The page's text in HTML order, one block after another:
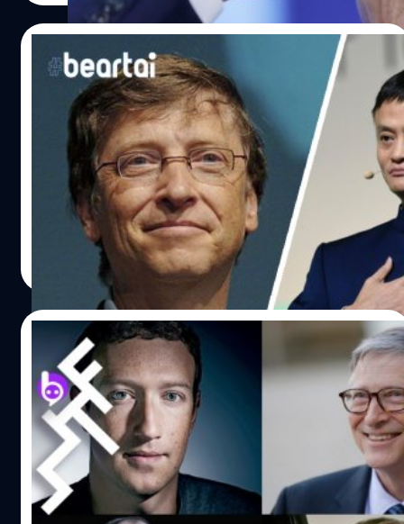
ของ Alibaba) ที่เป็นบริษัท ฟินเทคของจีนที่ใหญ่กว่าธนาคาร
ทุกแห่งบนโลกนี้ ต้องระงับการออกหุ้น IPO ที่ใหญ่ที่สุดในโลก
ต่อมา Alibaba ก็ถูกสอบสวนในประเด็นเรื่องการผูกขาดการ
แข่งขันทางธุรกิจด้วย โดยมีการออกมาแฉจากฝั่งพ่อค้าแม่ค้า
ที่อยู่ในแพลตฟอร์มของ Alibaba ว่ามีการบังคับให้พ่อค้า
แม่ค้าเซ็นสัญญาที่จะเลือกลงสินค้าแค่เฉพาะของ Alibaba…
Jack Ma SoftBank Group
ผลประกอบการประจำปีงบประมาณการเงิน 2020 เพียงแค่
ชั่วโมงเดียว หม่าดำรงตำแหน่งในบอร์ดบริหารของ SoftBank
Group ยาวนานถึง 13 ปีเต็ม โดยบริษัทฯ ไม่ได้เปิดเผยเหตุผล
การลาออกของมหาเศรษฐีจีนในครั้งนี้แต่อย่างใด เมื่อเดือน
กันยายนปี 2019 หม่าได้เกษียณจากตำแหน่งประธานบริหาร
ของ Alibaba ไปก่อนหน้าแล้ว มาซาโยชิ ซัน CEO ของ
SoftBank ได้ตัดสินใจลงทุนในบริษัท Alibaba ของแจ็ค หม่า
มาก่อน เงินลงทุนราว 20 ล้านเหรียญสหรัฐในวันนั้นกลายเป็น
มูลค่าหุ้นที่พุ่งสูงถึง 100,000 ล้านเหรียญสหรัฐในวันนี้ และ
ทำให้ SoftBank ได้ถือครองหุ้นที่มีมูลค่าสูงที่สุดของประเทศ
ญี่ปุ่นในปัจจุบัน บริษัทนี้ได้เปลี่ยนตัวเองจากบริษัท
โทรคมนาคมในอดีต กลายเป็นบริษัทที่ลงทุนในบริษัท
เทคโนโลยีแทนในปัจจุบัน นอกจากนี้บริษัทฯ ยังได้ประกาศ
แต่งตั้งคณะกรรมการขึ้นดำรงตำแหน่งในบอร์ดบริหารของ
บริษัทอีก…
น้ำใจหลั่งไหลสู่อู่ฮั่น แจ็ก หม่า, บิล เกตต์ และ
แอปเปิล นำทีมมหาเศรษฐีทั่วโลกบริจาคเงิน
ช่วยเหลือวิกฤตการณ์ไวรัสโคโรนา
เป็นเรื่องที่น่ายินดีอย่างยิ่งท่ามกลางวิกฤตการณ์ระดับโลกเช่น
นี้ เมื่อเหล่ามหาเศรษฐีทั่วโลกในทุกวงการต่างไม่นิ่งนอนใจ แต่
ช่วยกันบริจาคเงินจำนวนมหาศาลเพื่อช่วยคลี่คลาย
สถานการณ์ที่ยังไม่สามารถควบคุมได้ในขณะนี้ ขณะที่เขียนอยู่
นี้ยอดผู้ติดเชื้อทะลุ 7,200 รายแล้ว เสียชีวิตแล้ว 170 ราย เริ่ม
จากบิล เกตต์ ในนาม มูลนิธิบิลและเมลินดา เกตส์ ประเดิม
บริจาคก่อนเลย 10 ล้านเหรียญ (310 ล้านบาท) เพื่อช่วยเหลือ
ผู้เดือดร้อนทั้งในจีนและแอฟริกา และเพิ่มเติมอีก 5 ล้าน
เหรียญ เพื่อสนับสนุนทุกหน่วยงานทางการแพทย์ที่กำลัง
คิดค้นวัคซีนแก้ไขไวรัสโคโรนา ต่อด้วย แจ็ก หม่า บริจาคใน
นาม มูลนิธิแจ็กหม่า เป็นเงินจำนวนมหาศาลถึง 14 ล้านเหรียญ
(449 ล้านบาท) เพื่อสนับสนุนหน่วยงานทางการแพทย์ในจีนให้
เร่งคิดค้นวัคซีนรักษาไวรัสโคโรนาได้โดยเร็ววัน ยังไม่พอแค่นั้น
มูลนิธิแจ็กหม่ายังควักกระเป๋าอีก 144 ล้านเหรียญ (4,489 ล้าน
บาท) มอบให้กับทุกโรงพยาบาลในจีนเพื่อใช้เป็นทุนในการซื้อ
ยาและอุปกรณ์ทางการแพทย์ในการรักษาผู้ป่วยที่ติดเชื้อไวรัส
โคโรนา ใจบุญจริง ๆ ไม่เพียงแค่นั้น บรรดาบริษัทยักษ์ใหญ่ที่
เราต่างคุ้นชื่อ Baidu, Tencent, Huawei และ ByteDance เจ้า
สุชยา เกษจำรัส | 2383 days ago
Read More
14/10/2019
คนที่คิดอะไรเจ๋ง ๆได้เค้าฟังอะไรกันนะ !!! ส่อง
เพลย์ลิสต์จาก 10 นักคิดผู้เปลี่ยนโลก
อาจเป็นได้ถ้าเราจะคิดว่า เหล่านักคิด นักประดิษฐ์ นักธุรกิจ
ผู้นำ หรืออัจฉริยะผู้เปลี่ยนโลกทั้งหลายคงมัวแต่ยุ่งวุ่นวายกับ
การทำสิ่งที่พวกเขามุ่งมั่นตั้งใจ จนอาจไม่มีเวลาให้กับการทำ
กิจกรรมพื้น ๆ ของปุถุชนทั้งหลายอย่าง ”การฟังเพลง” แต่ใน